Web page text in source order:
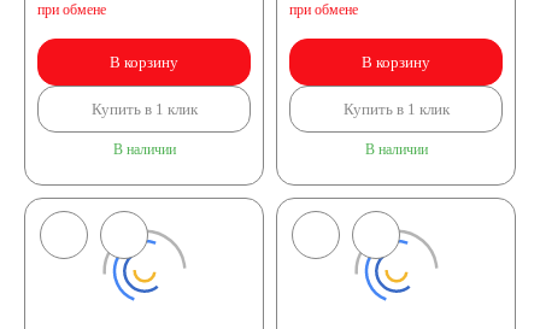
при обмене
В корзину
Купить в 1 клик
В наличии
при обмене
В корзину
Купить в 1 клик
В наличии